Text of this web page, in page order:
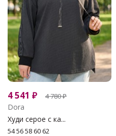
4 541 ₽ 4 780₽
Dora
Худи серое с ка...
54 56 58 60 62